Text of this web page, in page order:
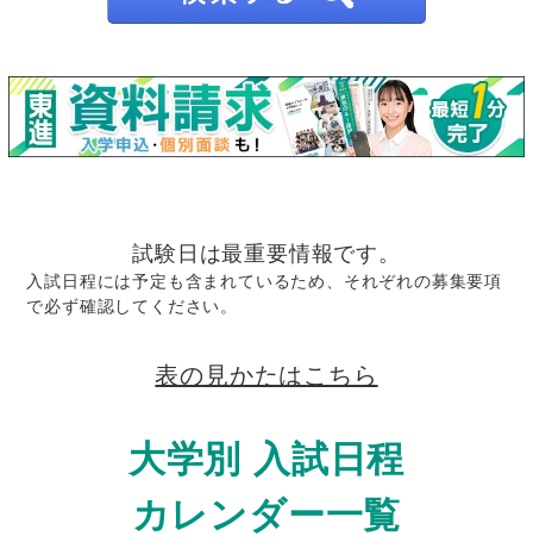
試験日は最重要情報です。
入試日程には予定も含まれているため、それぞれの募集要項
で必ず確認してください。
表の見かたはこちら
大学別 入試日程
カレンダー一覧